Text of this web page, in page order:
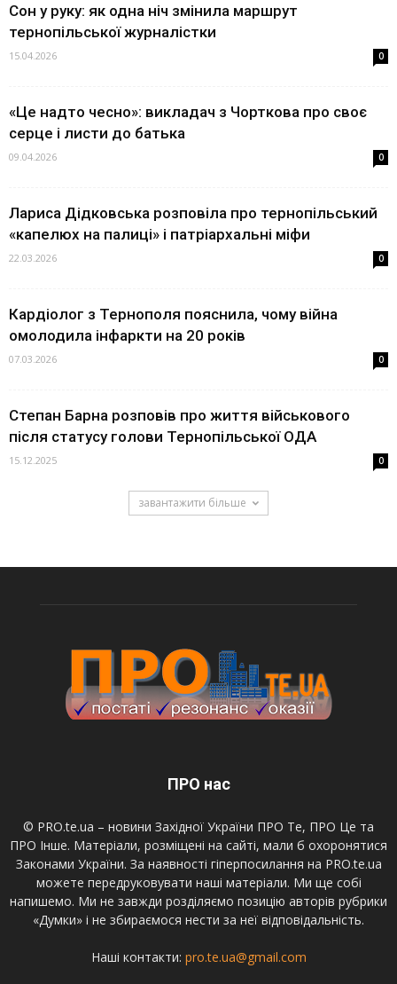
Сон у руку: як одна ніч змінила маршрут
тернопільської журналістки
15.04.2026 0
«Це надто чесно»: викладач з Чорткова про своє
серце і листи до батька
09.04.2026 0
Лариса Дідковська розповіла про тернопільський
«капелюх на палиці» і патріархальні міфи
22.03.2026 0
Кардіолог з Тернополя пояснила, чому війна
омолодила інфаркти на 20 років
07.03.2026 0
Степан Барна розповів про життя військового
після статусу голови Тернопільської ОДА
15.12.2025 0
завантажити більше
ПРО нас
© PRO.te.ua – новини Західної України ПРО Те, ПРО Це та
ПРО Інше. Матеріали, розміщені на сайті, мали б охоронятися
Законами України. За наявності гіперпосилання на PRO.te.ua
можете передруковувати наші матеріали. Ми ще собі
напишемо. Ми не завжди розділяємо позицію авторів рубрики
«Думки» і не збираємося нести за неї відповідальність.
Наші контакти: pro.te.ua@gmail.com